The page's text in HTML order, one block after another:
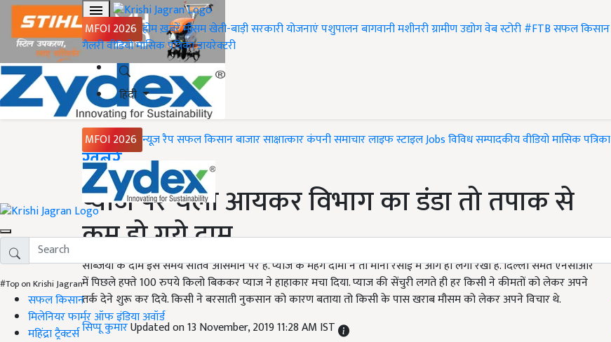
MFOI 2026 होमख़बरेंमौसमखेती-बाड़ीसरकारी योजनाएंपशुपालनबागवानीमशीनरीग्रामीण उद्योगवेब स्टोरी#FTBसफल किसान
गैलरीवीडियोमासिक पत्रिकाडायरेक्टरी
हिंदी
MFOI 2026 न्यूज़ रैपसफल किसानबाजारसाक्षात्कारकंपनी समाचारलाइफ स्टाइलJobsविविधसम्पादकीयवीडियोमासिक पत्रिका
#Top on Krishi Jagran
सफल किसान
मिलेनियर फार्मर ऑफ इंडिया अवॉर्ड
महिंद्रा ट्रैक्टर्स
Home
ख़बरें
प्याज पर चला आयकर विभाग का डंडा तो तपाक से
कम हो गये दाम
सब्जियों के दाम इस समय सातवें आसमान पर हैं. प्याज के महंगे दामों ने तो मानो रसोई में आग ही लगा रखी है. दिल्ली समेत एनसीआर
में पिछले हफ्ते 100 रुपये किलो बिककर प्याज ने हाहाकार मचा दिया. प्याज की सेंचुरी लगते ही हर किसी ने कीमतों को लेकर अपने
तर्क देने शुरू कर दिये. किसी ने बरसाती नुकसान को कारण बताया तो किसी के पास खराब मौसम को लेकर अपने विचार थे.
सिप्पू कुमारUpdated on 13 November, 2019 11:28 AM IST